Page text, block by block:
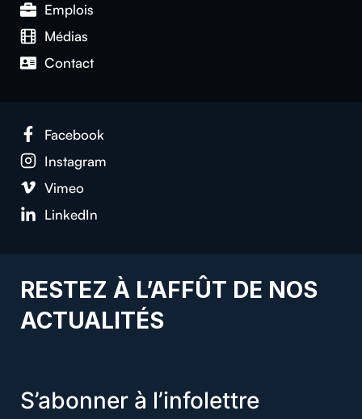
Emplois
Médias
Con­tact
Face­book
Insta­gram
Vimeo
LinkedIn
RESTEZ À L’AFFÛT DE NOS
ACTUALITÉS
S’abonner à l’infolettre